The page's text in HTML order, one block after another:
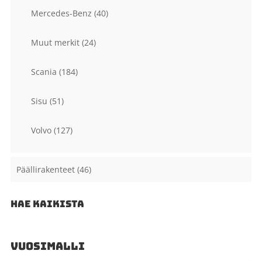
Mercedes-Benz (40)
Muut merkit (24)
Scania (184)
Sisu (51)
Volvo (127)
Päällirakenteet (46)
HAE KAIKISTA
VUOSIMALLI